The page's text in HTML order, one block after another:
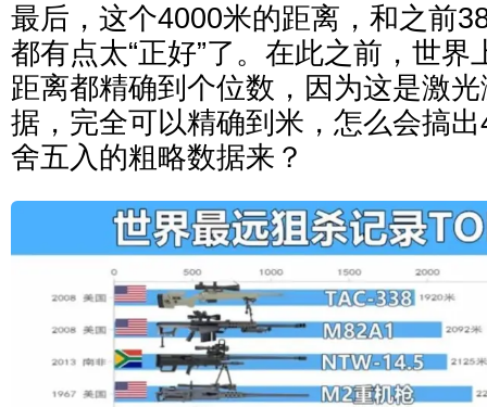
最后，这个4000米的距离，和之前
都有点太“正好”了。在此之前，世
距离都精确到个位数，因为这是激
据，完全可以精确到米，怎么会搞
舍五入的粗略数据来？